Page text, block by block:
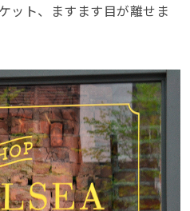
ット、ますます目が離せま